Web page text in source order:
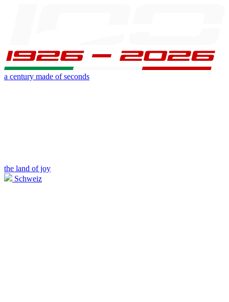
a century made of seconds
the land of joy
Schweiz